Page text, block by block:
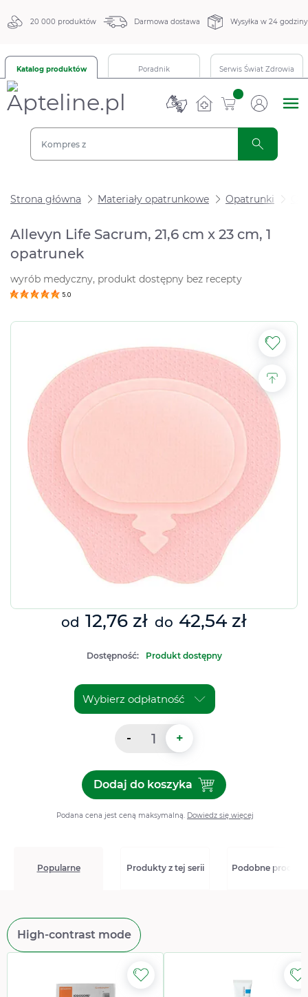
20 000 produktów Darmowa dostawa Wysyłka w 24 godziny
Katalog produktów Poradnik Serwis Świat Zdrowia
sztuk
Strona główna Materiały opatrunkowe Opatrunki
Allevyn Life Sacrum, 21,6 cm x 23 cm, 1
opatrunek
wyrób medyczny, produkt dostępny bez recepty
5.0
od 12,76 zł do 42,54 zł
Dostępność: Produkt dostępny
- +
Dodaj do koszykaDodaj do koszyka Allevyn
Podana cena jest ceną maksymalną. Dowiedz się więcej
Popularne Produkty z tej serii Podobne
High-contrast mode